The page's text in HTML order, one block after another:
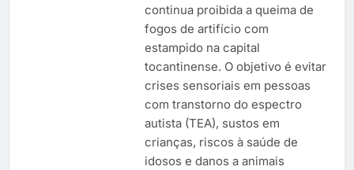
continua proibida a queima de
fogos de artifício com
estampido na capital
tocantinense. O objetivo é evitar
crises sensoriais em pessoas
com transtorno do espectro
autista (TEA), sustos em
crianças, riscos à saúde de
idosos e danos a animais